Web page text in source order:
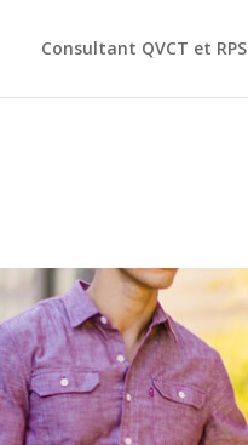
Consultant QVCT et RPS